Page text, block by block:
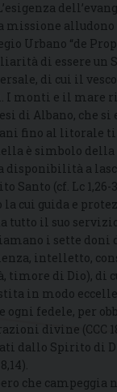
missione
Urbano “de
di essere un
di cui il
I monti e il mare
di Albano, che
fino al litorale
è simbolo
disponibilità a
Santo (cf. Lc
la cui guida e
tutto il suo
i sette doni
intelletto,
timore di Dio), di
in modo
ogni fedele, per
divine (CCC
dallo Spirito di
che campeggia